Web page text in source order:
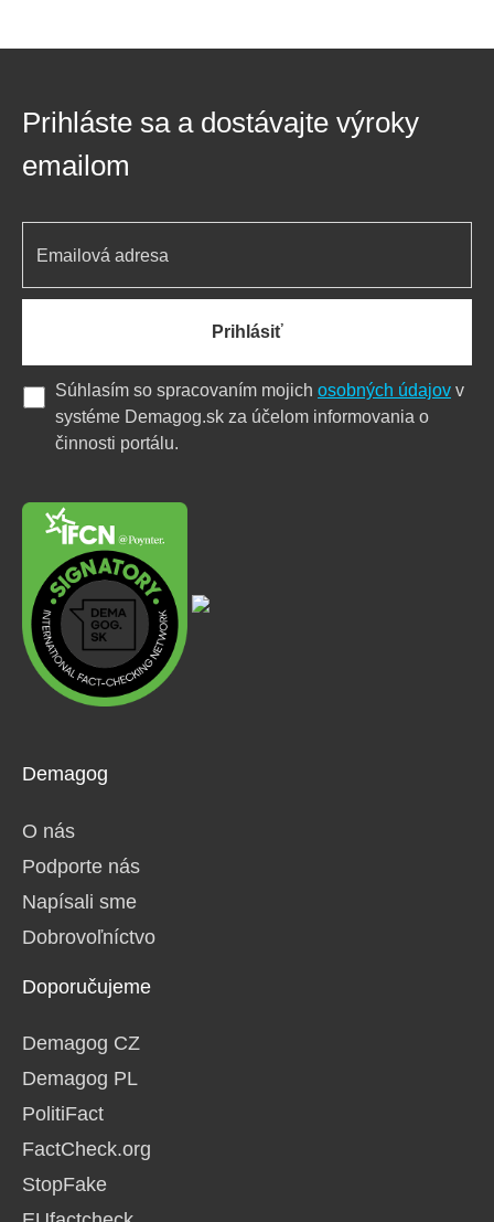
Demagog
O nás
Podporte nás
Napísali sme
Dobrovoľníctvo
Doporučujeme
Demagog CZ
Demagog PL
PolitiFact
FactCheck.org
StopFake
Prihláste sa a dostávajte výroky
emailom
Prihlásiť
Súhlasím so spracovaním mojich osobných údajov v
systéme Demagog.sk za účelom informovania o
činnosti portálu.